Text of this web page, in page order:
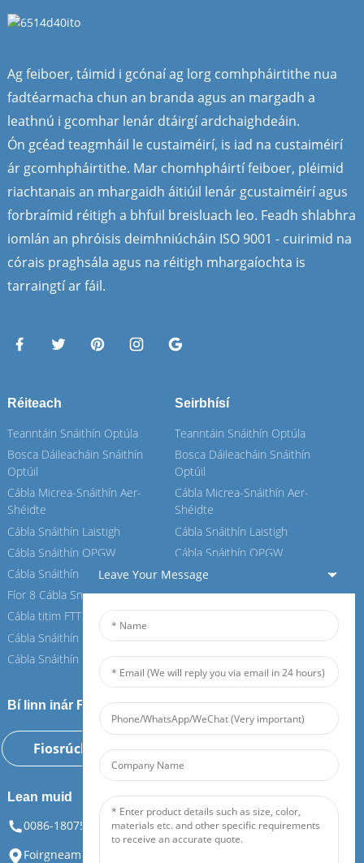
Ag feiboer, táimid i gcónaí ag lorg comhpháirtithe nua
fadtéarmacha chun an branda agus an margadh a
leathnú i gcomhar lenár dtáirgí ardchaighdeáin.
Ón gcéad teagmháil le custaiméirí, is iad na custaiméirí
ár gcomhpháirtithe. Mar chomhpháirtí feiboer, pléimid
riachtanais an mhargaidh áitiúil lenár gcustaiméirí agus
forbraímid réitigh a bhfuil breisluach leo. Feadh shlabhra
iomlán an phróisis deimhniúcháin ISO 9001 - cuirimid na
córais praghsála agus na réitigh mhargaíochta is
tarraingtí ar fáil.
Réiteach
Teanntáin Snáithín Optúla
Bosca Dáileacháin Snáithín
Optúil
Cábla Micrea-Snáithín Aer-
Shéidte
Cábla Snáithín Laistigh
Cábla Snáithín OPGW
Cábla Snáithín Aeir
Fíor 8 Cábla Snáithín
Cábla titim FTTH
Cábla Snáithín ASU
Cábla Snáithín ADSS
Seirbhísí
Teanntáin Snáithín Optúla
Bosca Dáileacháin Snáithín
Optúil
Cábla Micrea-Snáithín Aer-
Shéidte
Cábla Snáithín Laistigh
Cábla Snáithín OPGW
Cábla Snáithín Aeir
Fíor 8 Cábla Snáithín
Cábla Snáithín ASU
Cábla Snáithín ADSS
Bí linn inár Feiboer
Fiosrúchán Anois
Lean muid
0086-18075108880
info@feiboer.com.cn
Foirgneamh 1, Ard-Mhéara Zhongjianbaobao, Uimh. 30,
Leave Your Message